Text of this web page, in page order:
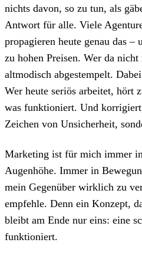
nichts davon, so zu tun, als
Antwort für alle. Viele
propagieren heute genau das
zu hohen Preisen. Wer da
altmodisch abgestempelt.
Wer heute seriös arbeitet, hört
was funktioniert. Und
Zeichen von Unsicherheit,
Marketing ist für mich immer
Augenhöhe. Immer in
mein Gegenüber wirklich zu
empfehle. Denn ein Konzept,
bleibt am Ende nur eins: eine
funktioniert.